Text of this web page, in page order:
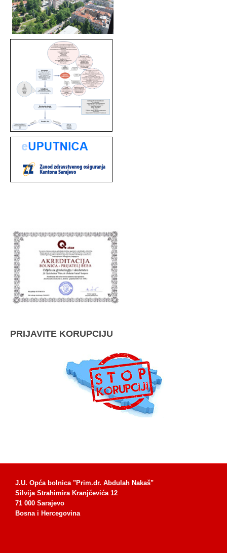
PRIJAVITE KORUPCIJU
J.U. Opća bolnica "Prim.dr. Abdulah Nakaš"
Silvija Strahimira Kranjčevića 12
71 000 Sarajevo
Bosna i Hercegovina